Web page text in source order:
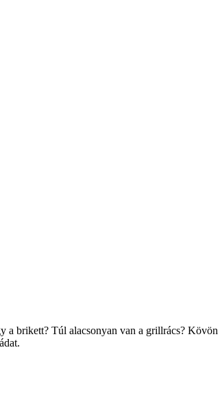
brikett? Túl alacsonyan van a grillrács?